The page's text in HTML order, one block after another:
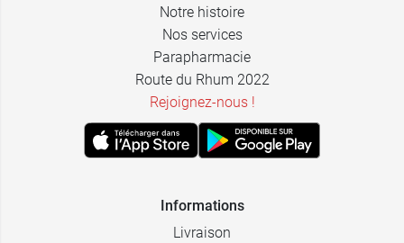
Notre histoire
Nos services
Parapharmacie
Route du Rhum 2022
Rejoignez-nous !
Informations
Livraison